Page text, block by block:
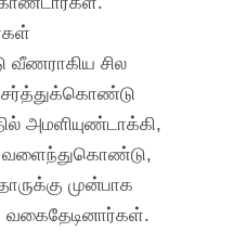
சில
அமளியுண்டாக்கி,
வளைந்துகொண்டு,
முன்பாக